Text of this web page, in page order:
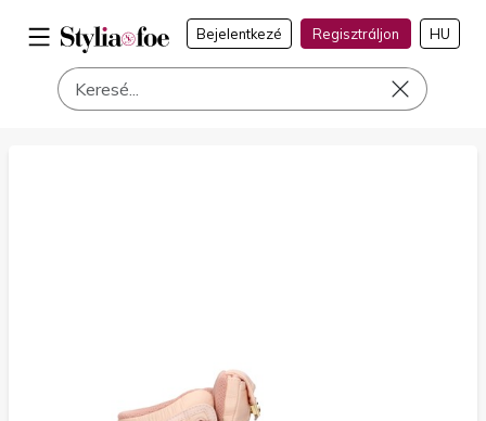
Bejelentkezé
Regisztráljon
a címen
HU